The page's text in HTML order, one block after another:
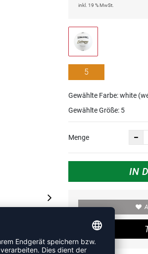
inkl. 19 % MwSt.
5
Gewählte Farbe: white
Gewählte Größe: 5
Menge
IN